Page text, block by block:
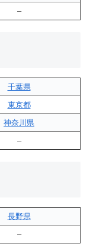
–
千葉県
東京都
神奈川県
–
長野県
–